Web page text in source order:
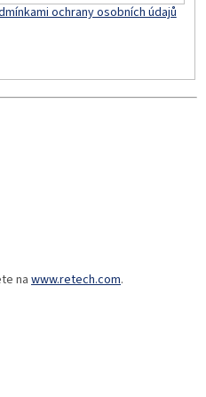
ochrany osobních údajů
na www.retech.com.